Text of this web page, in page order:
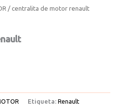
/ centralita de motor renault
Etiqueta: Renault